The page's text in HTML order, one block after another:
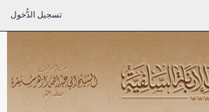
تسجيل الدُّخول